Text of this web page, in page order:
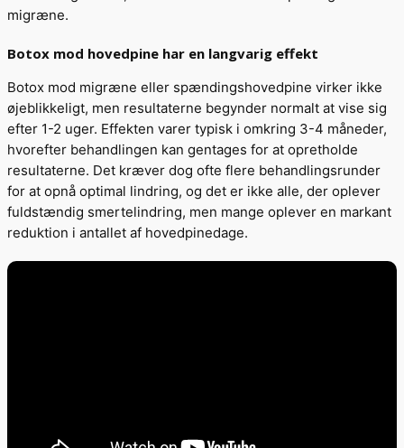
migræne.
Botox mod hovedpine har en langvarig effekt
Botox mod migræne eller spændingshovedpine virker ikke
øjeblikkeligt, men resultaterne begynder normalt at vise sig
efter 1-2 uger. Effekten varer typisk i omkring 3-4 måneder,
hvorefter behandlingen kan gentages for at opretholde
resultaterne. Det kræver dog ofte flere behandlingsrunder
for at opnå optimal lindring, og det er ikke alle, der oplever
fuldstændig smertelindring, men mange oplever en markant
reduktion i antallet af hovedpinedage.